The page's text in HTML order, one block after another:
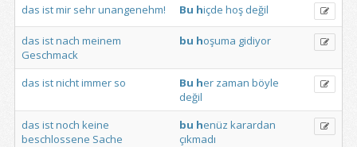
das istmir sehrunangenehm! Bu hiçde hoş değil
das istnach meinem
Geschmack
bu hoşuma gidiyor
das istnichtimmer so Bu her zaman böyle
değil
das istnoch keine
beschlossene Sache
bu henüz karardan
çıkmadı